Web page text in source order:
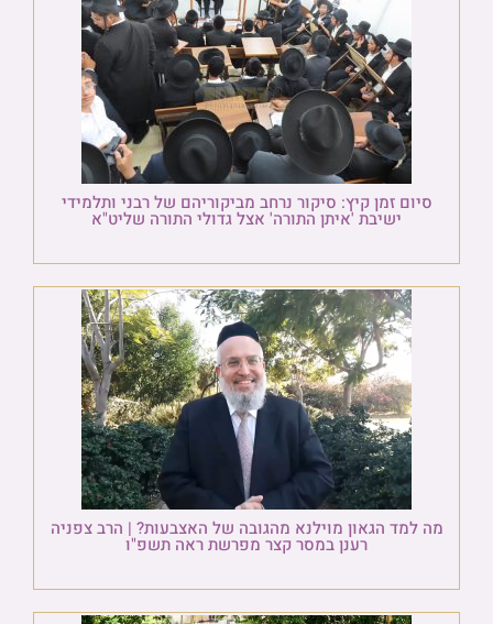
סיום זמן קיץ: סיקור נרחב מביקוריהם של רבני ותלמידי
ישיבת 'איתן התורה' אצל גדולי התורה שליט"א
מה למד הגאון מוילנא מהגובה של האצבעות? | הרב צפניה
רענן במסר קצר מפרשת ראה תשפ"ו